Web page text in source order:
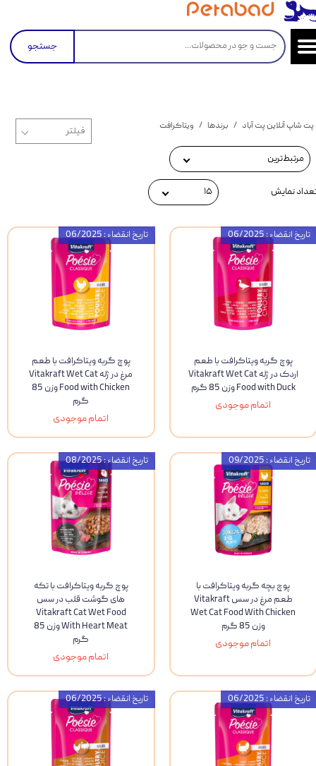
جستجو
پت شاپ آنلاین پت آباد برندها ویتاکرافت
مرتبط‌ترین
نمایش ۱۵
پوچ گربه ویتاکرافت با طعم
اردک در ژله Vitakraft Wet Cat
Food with Duck وزن 85 گرم
اتمام موجودی
تاریخ انقضاء : 06/2025
پوچ گربه ویتاکرافت با طعم
مرغ در ژله Vitakraft Wet Cat
Food with Chicken وزن 85
گرم
اتمام موجودی
تاریخ انقضاء : 06/2025
پوچ بچه گربه ویتاکرافت با
طعم مرغ در سس Vitakraft
Wet Cat Food With Chicken
وزن 85 گرم
اتمام موجودی
تاریخ انقضاء : 09/2025
پوچ گربه ویتاکرافت با تکه
های گوشت قلب در سس
Vitakraft Cat Wet Food
With Heart Meat وزن 85
گرم
اتمام موجودی
تاریخ انقضاء : 08/2025
تاریخ انقضاء : 06/2025 تاریخ انقضاء : 06/2025